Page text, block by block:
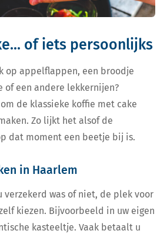
of iets persoonlijks
op appelflappen, een broodje
of een andere lekkernijen?
de klassieke koffie met cake
Zo lijkt het alsof de
dat moment een beetje bij is.
in Haarlem
verzekerd was of niet, de plek voor
kiezen. Bijvoorbeeld in uw eigen
kasteeltje. Vaak betaalt u